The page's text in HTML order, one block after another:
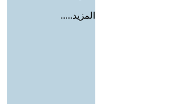
المزيد.....